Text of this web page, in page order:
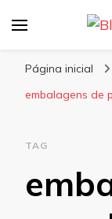
pizzas,
comércio
Página inicial
embalagens de
TAG